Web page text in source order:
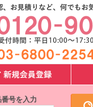
号を入力